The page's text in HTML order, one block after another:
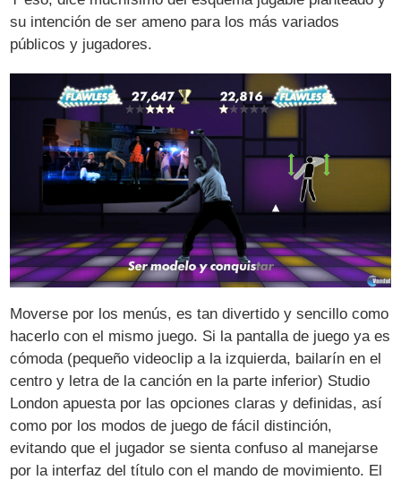
su intención de ser ameno para los más variados
públicos y jugadores.
Moverse por los menús, es tan divertido y sencillo como
hacerlo con el mismo juego. Si la pantalla de juego ya es
cómoda (pequeño videoclip a la izquierda, bailarín en el
centro y letra de la canción en la parte inferior) Studio
London apuesta por las opciones claras y definidas, así
como por los modos de juego de fácil distinción,
evitando que el jugador se sienta confuso al manejarse
por la interfaz del título con el mando de movimiento. El